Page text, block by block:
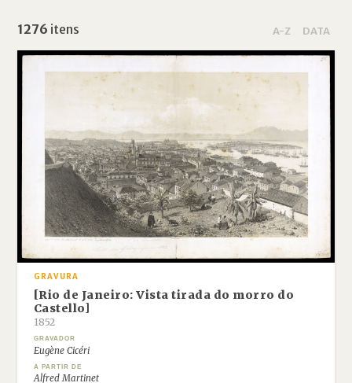
1276 itens A-Z DATA
GRAVURA
[Rio de Janeiro: Vista tirada do morro do
Castello]
1852
GRAVADOR
Eugène Cicéri
A PARTIR DE
Alfred Martinet